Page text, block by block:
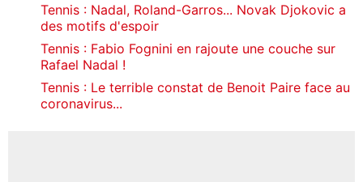
Tennis : Nadal, Roland-Garros... Novak Djokovic a
des motifs d'espoir
Tennis : Fabio Fognini en rajoute une couche sur
Rafael Nadal !
Tennis : Le terrible constat de Benoit Paire face au
coronavirus...